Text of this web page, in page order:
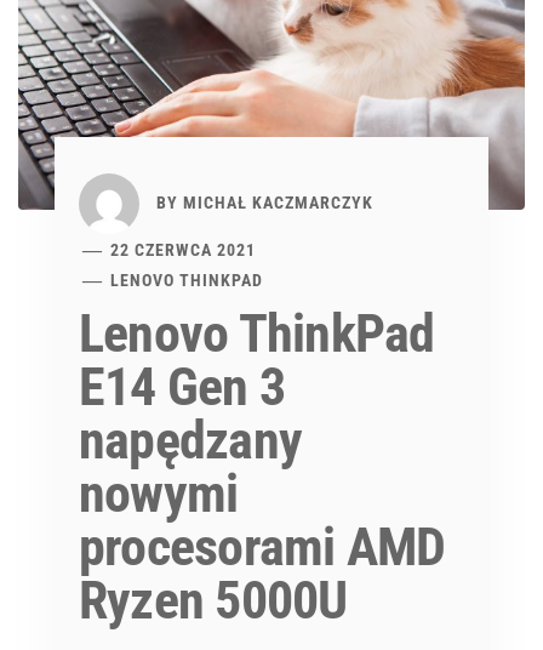
BY MICHAŁ KACZMARCZYK
22 CZERWCA 2021
LENOVO THINKPAD
Lenovo ThinkPad
E14 Gen 3
napędzany
nowymi
procesorami AMD
Ryzen 5000U